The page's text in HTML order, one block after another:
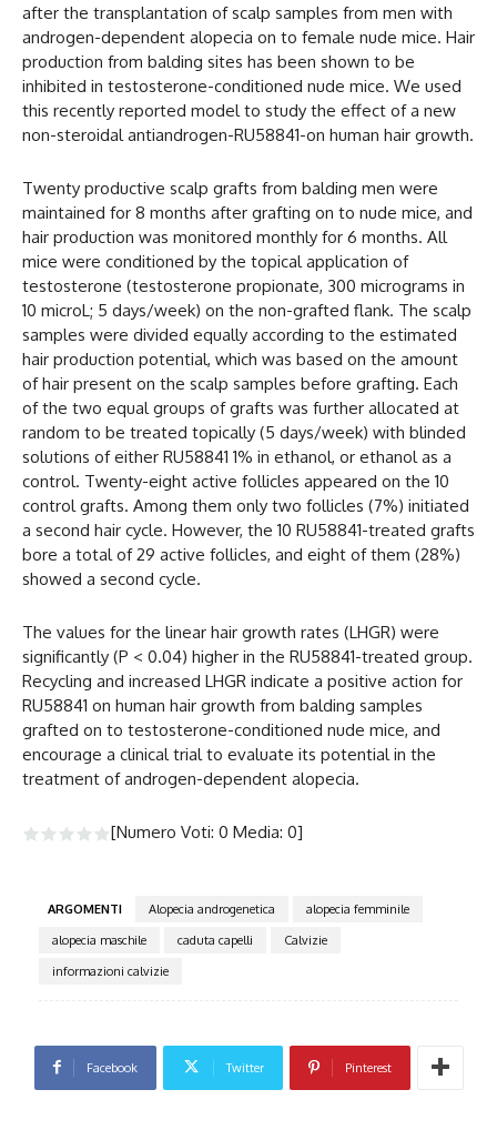
after the transplantation of scalp samples from men with
androgen-dependent alopecia on to female nude mice. Hair
production from balding sites has been shown to be
inhibited in testosterone-conditioned nude mice. We used
this recently reported model to study the effect of a new
non-steroidal antiandrogen-RU58841-on human hair growth.
Twenty productive scalp grafts from balding men were
maintained for 8 months after grafting on to nude mice, and
hair production was monitored monthly for 6 months. All
mice were conditioned by the topical application of
testosterone (testosterone propionate, 300 micrograms in
10 microL; 5 days/week) on the non-grafted flank. The scalp
samples were divided equally according to the estimated
hair production potential, which was based on the amount
of hair present on the scalp samples before grafting. Each
of the two equal groups of grafts was further allocated at
random to be treated topically (5 days/week) with blinded
solutions of either RU58841 1% in ethanol, or ethanol as a
control. Twenty-eight active follicles appeared on the 10
control grafts. Among them only two follicles (7%) initiated
a second hair cycle. However, the 10 RU58841-treated grafts
bore a total of 29 active follicles, and eight of them (28%)
showed a second cycle.
The values for the linear hair growth rates (LHGR) were
significantly (P < 0.04) higher in the RU58841-treated group.
Recycling and increased LHGR indicate a positive action for
RU58841 on human hair growth from balding samples
grafted on to testosterone-conditioned nude mice, and
encourage a clinical trial to evaluate its potential in the
treatment of androgen-dependent alopecia.
[Numero Voti: 0 Media: 0]
ARGOMENTI Alopecia androgenetica
alopecia femminile
alopecia maschile
caduta capelli
Calvizie
informazioni calvizie
Facebook Twitter Pinterest